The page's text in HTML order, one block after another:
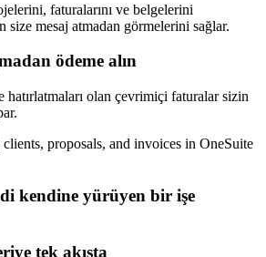
faturalarını ve belgelerini
size mesaj atmadan görmelerini sağlar.
ödeme alın
olan çevrimiçi faturalar sizin
kendine yürüyen bir işe
tek akışta